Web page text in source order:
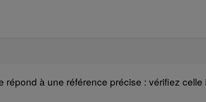
à une référence précise : vérifiez